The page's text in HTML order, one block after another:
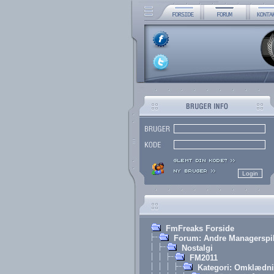
FmFreaks Forside
Forum: Andre Managerspil
Nostalgi
FM2011
Kategori: